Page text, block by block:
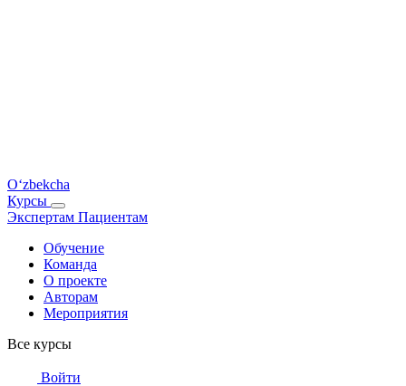
O‘zbekcha
Курсы
Экспертам Пациентам
Обучение
Команда
О проекте
Авторам
Мероприятия
Все курсы
Войти